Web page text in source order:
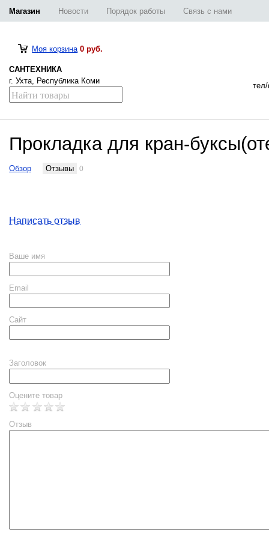
Магазин Новости Порядок работы Связь с нами
Моя корзина 0 руб.
САНТЕХНИКА
г. Ухта, Республика Коми
Прокладка для кран-
Обзор Отзывы 0
Написать отзыв
Ваше имя
Email
Сайт
Заголовок
Оцените товар
Отзыв